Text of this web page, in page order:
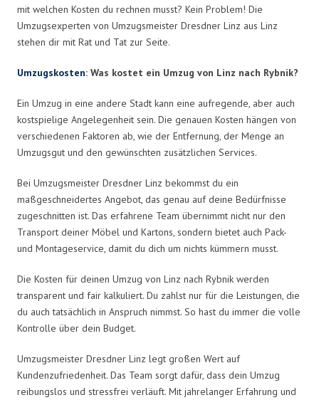
mit welchen Kosten du rechnen musst? Kein Problem! Die
Umzugsexperten von Umzugsmeister Dresdner Linz aus Linz
stehen dir mit Rat und Tat zur Seite.
Umzugskosten: Was kostet ein Umzug von Linz nach Rybnik?
Ein Umzug in eine andere Stadt kann eine aufregende, aber auch
kostspielige Angelegenheit sein. Die genauen Kosten hängen von
verschiedenen Faktoren ab, wie der Entfernung, der Menge an
Umzugsgut und den gewünschten zusätzlichen Services.
Bei Umzugsmeister Dresdner Linz bekommst du ein
maßgeschneidertes Angebot, das genau auf deine Bedürfnisse
zugeschnitten ist. Das erfahrene Team übernimmt nicht nur den
Transport deiner Möbel und Kartons, sondern bietet auch Pack-
und Montageservice, damit du dich um nichts kümmern musst.
Die Kosten für deinen Umzug von Linz nach Rybnik werden
transparent und fair kalkuliert. Du zahlst nur für die Leistungen, die
du auch tatsächlich in Anspruch nimmst. So hast du immer die volle
Kontrolle über dein Budget.
Umzugsmeister Dresdner Linz legt großen Wert auf
Kundenzufriedenheit. Das Team sorgt dafür, dass dein Umzug
reibungslos und stressfrei verläuft. Mit jahrelanger Erfahrung und